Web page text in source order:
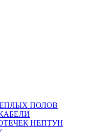
ПОЛОВ
НЕПТУН